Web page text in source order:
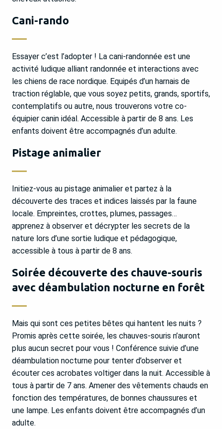
Cani-rando
Essayer c’est l’adopter ! La cani-randonnée est une
activité ludique alliant randonnée et interactions avec
les chiens de race nordique. Equipés d’un harnais de
traction réglable, que vous soyez petits, grands, sportifs,
contemplatifs ou autre, nous trouverons votre co-
équipier canin idéal. Accessible à partir de 8 ans. Les
enfants doivent être accompagnés d’un adulte.
Pistage animalier
Initiez-vous au pistage animalier et partez à la
découverte des traces et indices laissés par la faune
locale. Empreintes, crottes, plumes, passages…
apprenez à observer et décrypter les secrets de la
nature lors d’une sortie ludique et pédagogique,
accessible à tous à partir de 8 ans.
Soirée découverte des chauve-souris
avec déambulation nocturne en forêt
Mais qui sont ces petites bêtes qui hantent les nuits ?
Promis après cette soirée, les chauves-souris n’auront
plus aucun secret pour vous ! Conférence suivie d’une
déambulation nocturne pour tenter d’observer et
écouter ces acrobates voltiger dans la nuit. Accessible à
tous à partir de 7 ans. Amener des vêtements chauds en
fonction des températures, de bonnes chaussures et
une lampe. Les enfants doivent être accompagnés d’un
adulte.